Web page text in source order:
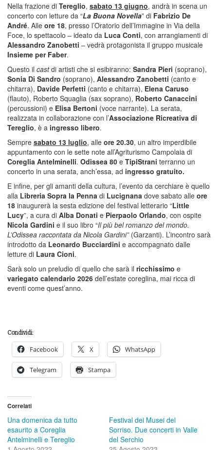
Nella frazione di Tereglio, sabato 13 giugno, andrà in scena un
concerto con letture da “La Buona Novella” di Fabrizio De
André. Alle ore 18, presso l’Oratorio dell’Immagine in Via della
Foce, lo spettacolo – ideato da Luca Conti, con arrangiamenti di
Alessandro Zanobetti – vedrà protagonista il gruppo musicale
Insieme per Faber.
Questo il castdi artisti che si esibiranno: Sandra Pieri (soprano),
Sonia Di Sandro (soprano), Alessandro Zanobetti (canto e
chitarra), Davide Perfetti (canto e chitarra), Elena Caruso
(flauto), Roberto Squaglia (sax soprano), Roberto Canaccini
(percussioni) e Elisa Bertoni (voce narrante). La serata,
realizzata in collaborazione con l’Associazione Ricreativa di
Tereglio, è a ingresso libero.
Sempre sabato 13 luglio, alle ore 20.30, un altro imperdibile
appuntamento con le sette note all’Agriturismo Campolaia di
Coreglia Antelminelli. Odissea 80 e TipiStrani terranno un
concerto in una serata, anch’essa, ad ingresso gratuito.
E infine, per gli amanti della cultura, l’evento da cerchiare è quello
alla Libreria Sopra la Penna di Lucignana dove sabato alle ore
18 inaugurerà la sesta edizione del festival letterario “Little
Lucy”, a cura di Alba Donati e Pierpaolo Orlando, con ospite
Nicola Gardini e il suo libro “Il più bel romanzo del mondo.
L’Odissea raccontata da Nicola Gardini”(Garzanti). L’incontro sarà
introdotto da Leonardo Bucciardini e accompagnato dalle
letture di Laura Cioni.
Sarà solo un preludio di quello che sarà il ricchissimo e
variegato calendario 2026 dell’estate coreglina, mai ricca di
eventi come quest’anno.
Condividi:
Facebook X WhatsApp
Telegram Stampa
Correlati
Una domenica da tutto
esaurito a Coreglia
Antelminelli e Tereglio
Festival dei Musei del
Sorriso. Due concerti in Valle
del Serchio